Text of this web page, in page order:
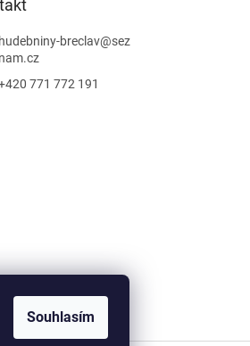
Souhlasím
hudebniny-breclav@sez
nam.cz
771 772 191